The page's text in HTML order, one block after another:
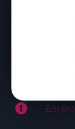
Een